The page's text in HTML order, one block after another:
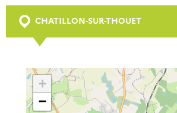
CHATILLON-SUR-THOUET
+
−